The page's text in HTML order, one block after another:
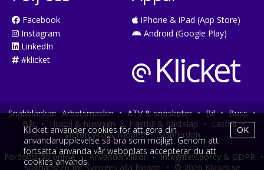
Facebook
Instagram
LinkedIn
#klicket
iPhone & iPad (App Store)
Android (Google Play)
Snabblänkar: Arbetsmaskin • ATV & snöskoter • Bil • Buss •
Båt • Husbil & husvagn • Hästbil & hästsläp • Lastbil •
Motorcykel & moped • Släpfordon
Fordonsköp online • Användarvillkor • Integritetspolicy & GDPR •
Söktjänsten för Sveriges alla fordon • © 2026 Klicket.se
Klicket använder cookies för att göra din
användarupplevelse så bra som möjligt. Genom att
fortsätta använda vår webbplats accepterar du att
cookies används.
OK